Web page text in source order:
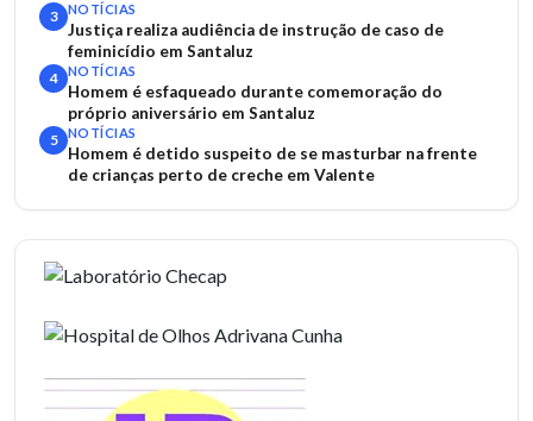
3 NOTÍCIAS
Justiça realiza audiência de instrução de caso de
feminicídio em Santaluz
4 NOTÍCIAS
Homem é esfaqueado durante comemoração do
próprio aniversário em Santaluz
5 NOTÍCIAS
Homem é detido suspeito de se masturbar na frente
de crianças perto de creche em Valente